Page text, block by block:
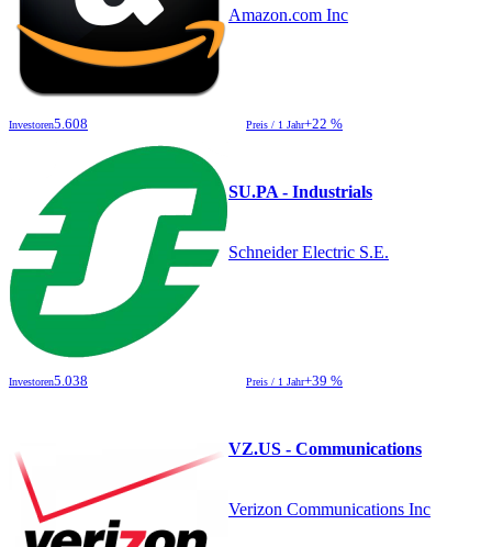
Amazon.com Inc
Investoren5.608 Preis / 1 Jahr+22 %
SU.PA - Industrials
Schneider Electric S.E.
Investoren5.038 Preis / 1 Jahr+39 %
VZ.US - Communications
Verizon Communications Inc